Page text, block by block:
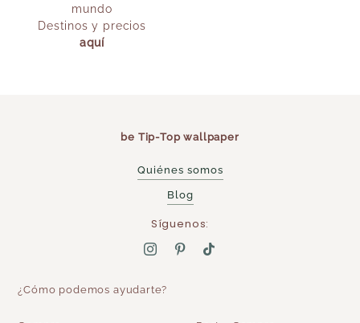
mundo
Destinos y precios
aquí
be Tip-Top wallpaper
Quiénes somos
Blog
Síguenos:
¿Cómo podemos ayudarte?